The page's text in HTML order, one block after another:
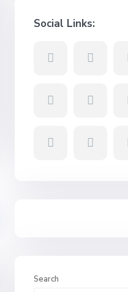
Social Links:
Search